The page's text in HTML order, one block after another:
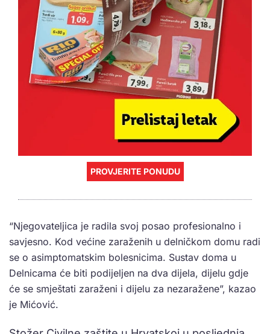
PROVJERITE PONUDU
“Njegovateljica je radila svoj posao profesionalno i
savjesno. Kod većine zaraženih u delničkom domu radi
se o asimptomatskim bolesnicima. Sustav doma u
Delnicama će biti podijeljen na dva dijela, dijelu gdje
će se smještati zaraženi i dijelu za nezaražene”, kazao
je Mićović.